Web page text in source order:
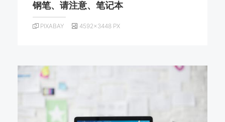
钢笔、请注意、笔记本
PIXABAY 4592×3448 PX